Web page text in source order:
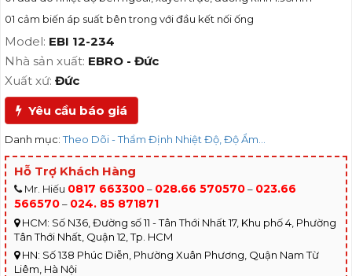
01 cảm biến áp suất bên trong với đầu kết nối ống
Model: EBI 12-234
Nhà sản xuất: EBRO - Đức
Xuất xứ: Đức
Yêu cầu báo giá
Danh mục:Theo Dõi - Thẩm Định Nhiệt Độ, Độ Ẩm...
Hỗ Trợ Khách Hàng
Mr. Hiếu 0817 663300– 028.66 570570– 023.66
566570– 024. 85 871871
HCM: Số N36, Đường số 11 - Tân Thới Nhất 17, Khu phố 4, Phường
Tân Thới Nhất, Quận 12, Tp. HCM
HN: Số 138 Phúc Diễn, Phường Xuân Phương, Quận Nam Từ
Liêm, Hà Nội